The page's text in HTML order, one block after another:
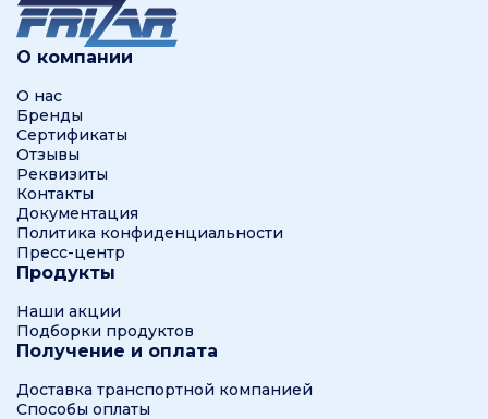
О компании
О нас
Бренды
Сертификаты
Отзывы
Реквизиты
Контакты
Документация
Политика конфиденциальности
Пресс-центр
Продукты
Наши акции
Подборки продуктов
Получение и оплата
Доставка транспортной компанией
Способы оплаты